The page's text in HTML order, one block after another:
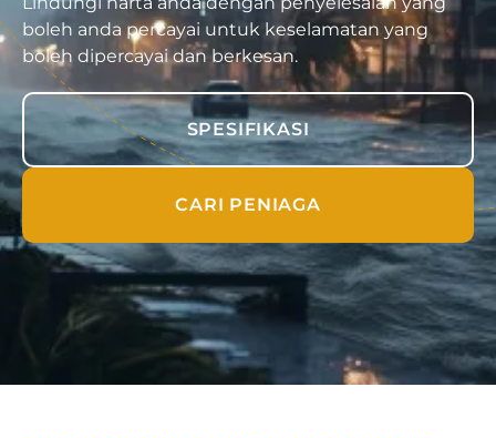
boleh anda percayai untuk keselamatan yang
boleh dipercayai dan berkesan.
SPESIFIKASI
CARI PENIAGA